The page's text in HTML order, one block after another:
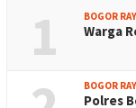
1 BOGOR
Warga
BOGOR
Polres